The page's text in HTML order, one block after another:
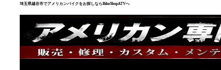
埼玉県越谷市でアメリカンバイクをお探しならBikeShopATVへ